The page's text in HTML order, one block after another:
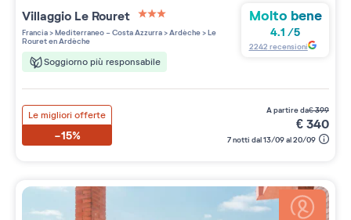
Villaggio Le Rouret
3 étoiles sur 5
Francia>Mediterraneo - Costa Azzurra>Ardèche>Le
Rouret en Ardèche
Soggiorno più responsabile
Molto bene
4.1 /5
2242 recensioni
Le migliori offerte
-15%
a partire da€399
€340
7 notti dal 13/09 al 20/09